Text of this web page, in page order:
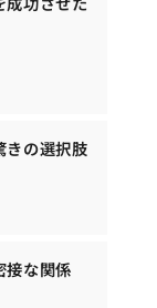
きの選択肢
接な関係